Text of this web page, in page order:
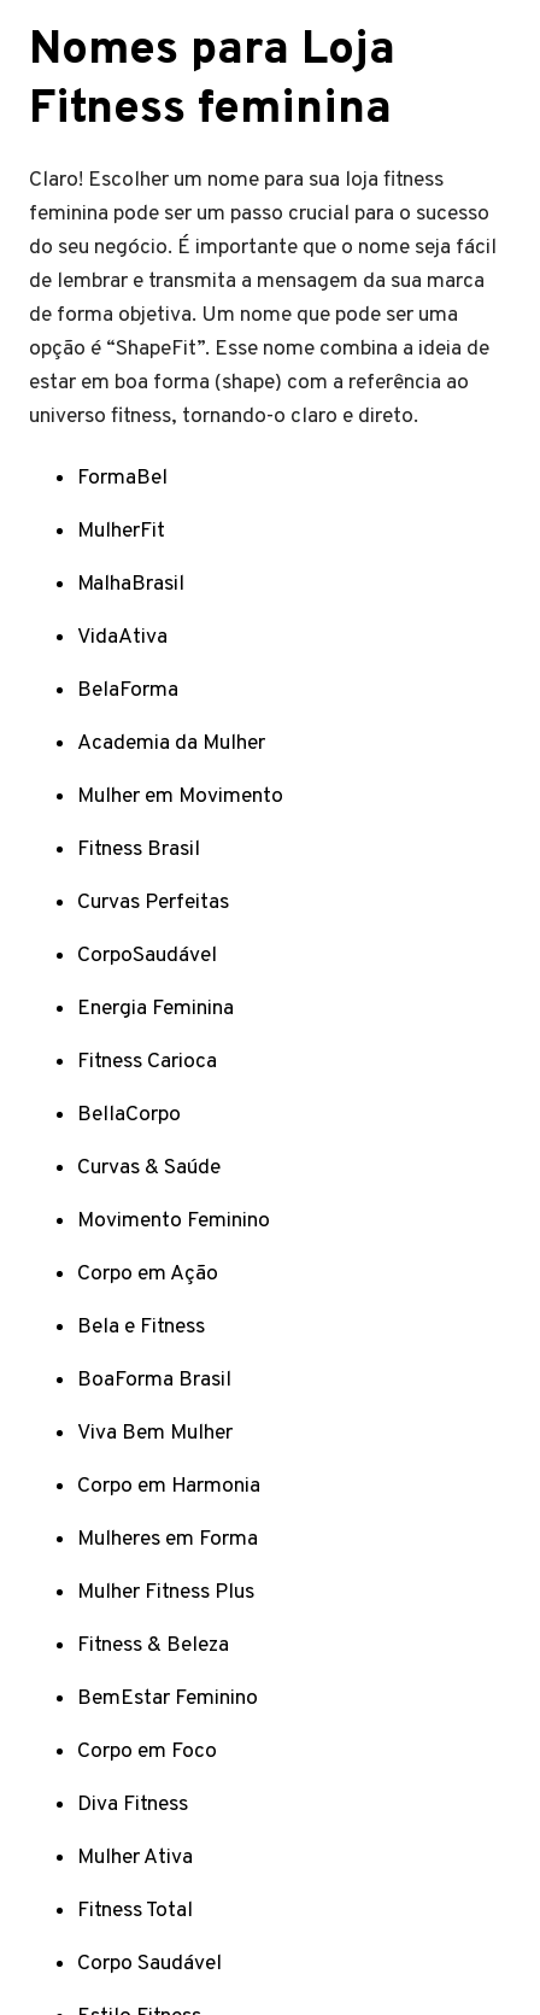
Nomes para Loja
Fitness feminina
Claro! Escolher um nome para sua loja fitness
feminina pode ser um passo crucial para o sucesso
do seu negócio. É importante que o nome seja fácil
de lembrar e transmita a mensagem da sua marca
de forma objetiva. Um nome que pode ser uma
opção é “ShapeFit”. Esse nome combina a ideia de
estar em boa forma (shape) com a referência ao
universo fitness, tornando-o claro e direto.
FormaBel
MulherFit
MalhaBrasil
VidaAtiva
BelaForma
Academia da Mulher
Mulher em Movimento
Fitness Brasil
Curvas Perfeitas
CorpoSaudável
Energia Feminina
Fitness Carioca
BellaCorpo
Curvas & Saúde
Movimento Feminino
Corpo em Ação
Bela e Fitness
BoaForma Brasil
Viva Bem Mulher
Corpo em Harmonia
Mulheres em Forma
Mulher Fitness Plus
Fitness & Beleza
BemEstar Feminino
Corpo em Foco
Diva Fitness
Mulher Ativa
Fitness Total
Corpo Saudável